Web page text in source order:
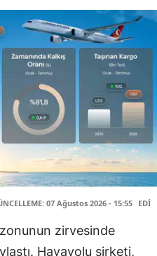
07 Ağustos 2026 - 15:55
zirvesinde
Havayolu şirketi,